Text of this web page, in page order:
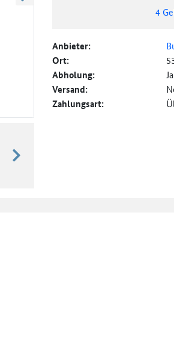
weiter blättern
4
Anbieter:
Ort:
Abholung: Ja
Versand:
Zahlungsart: